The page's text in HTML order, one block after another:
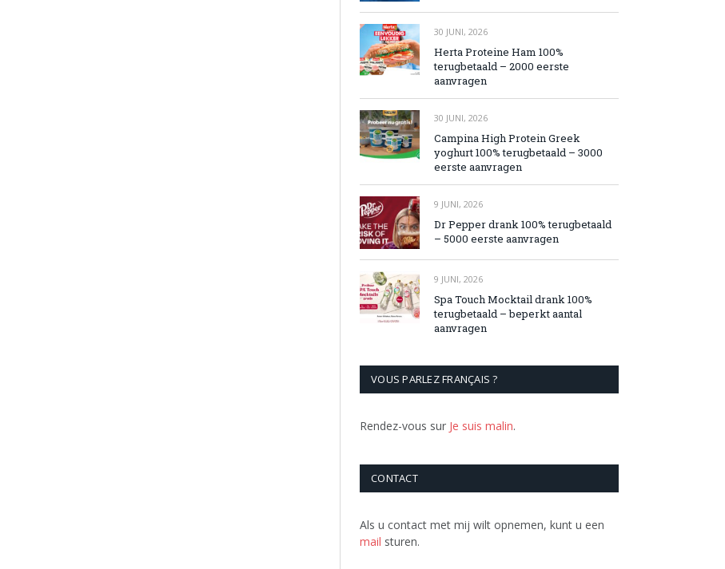
30 JUNI, 2026
Herta Proteine Ham 100%
terugbetaald – 2000 eerste
aanvragen
30 JUNI, 2026
Campina High Protein Greek
yoghurt 100% terugbetaald – 3000
eerste aanvragen
9 JUNI, 2026
Dr Pepper drank 100% terugbetaald
– 5000 eerste aanvragen
9 JUNI, 2026
Spa Touch Mocktail drank 100%
terugbetaald – beperkt aantal
aanvragen
VOUS PARLEZ FRANÇAIS ?
Rendez-vous sur Je suis malin.
CONTACT
Als u contact met mij wilt opnemen, kunt u een
mail sturen.